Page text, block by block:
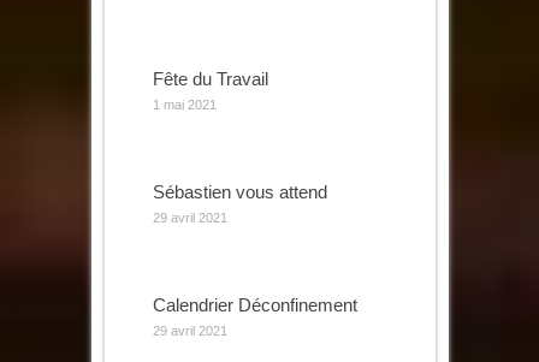
Fête du Travail
1 mai 2021
Sébastien vous attend
29 avril 2021
Calendrier Déconfinement
29 avril 2021